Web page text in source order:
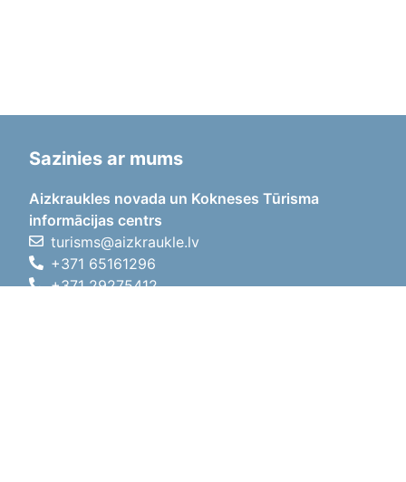
Sazinies ar mums
Aizkraukles novada un Kokneses Tūrisma
informācijas centrs
turisms@aizkraukle.lv
+371 65161296
+371 29275412